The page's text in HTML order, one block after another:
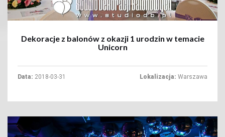
Dekoracje z balonów z okazji 1 urodzin w temacie
Unicorn
Data: 2018-03-31 Lokalizacja: Warszawa